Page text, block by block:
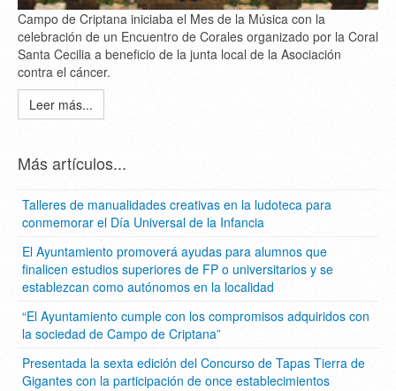
Campo de Criptana iniciaba el Mes de la Música con la
celebración de un Encuentro de Corales organizado por la Coral
Santa Cecilia a beneficio de la junta local de la Asociación
contra el cáncer.
Leer más...
Más artículos...
Talleres de manualidades creativas en la ludoteca para
conmemorar el Día Universal de la Infancia
El Ayuntamiento promoverá ayudas para alumnos que
finalicen estudios superiores de FP o universitarios y se
establezcan como autónomos en la localidad
“El Ayuntamiento cumple con los compromisos adquiridos con
la sociedad de Campo de Criptana”
Presentada la sexta edición del Concurso de Tapas Tierra de
Gigantes con la participación de once establecimientos